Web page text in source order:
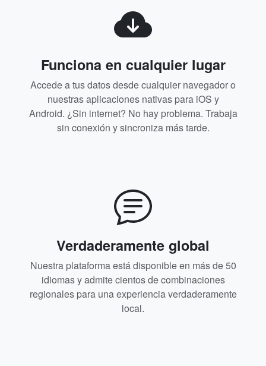
Funciona en cualquier lugar
Accede a tus datos desde cualquier navegador o
nuestras aplicaciones nativas para iOS y
Android. ¿Sin internet? No hay problema. Trabaja
sin conexión y sincroniza más tarde.
Verdaderamente global
Nuestra plataforma está disponible en más de 50
idiomas y admite cientos de combinaciones
regionales para una experiencia verdaderamente
local.